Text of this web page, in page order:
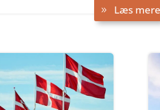
Læs mere